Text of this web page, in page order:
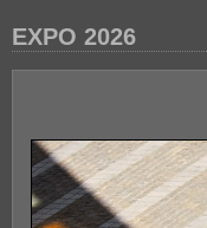
EXPO 2026